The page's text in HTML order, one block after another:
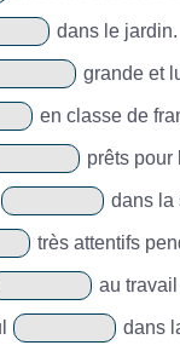
dans le jardin.
grande et
en classe de
prêts pour
dans la
très attentifs
au
dans